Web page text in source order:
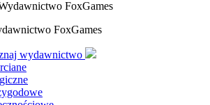
FoxGames
wydawnictwo